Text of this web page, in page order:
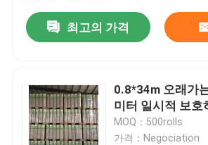
홈
접촉
최고의 가격
0.8*34m 오래가
미터 일시적 보호
MOQ：500rolls
가격：Negociation